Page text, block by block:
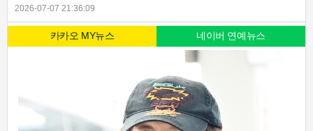
2026-07-07 21:36:09
카카오 MY뉴스 네이버 연예뉴스